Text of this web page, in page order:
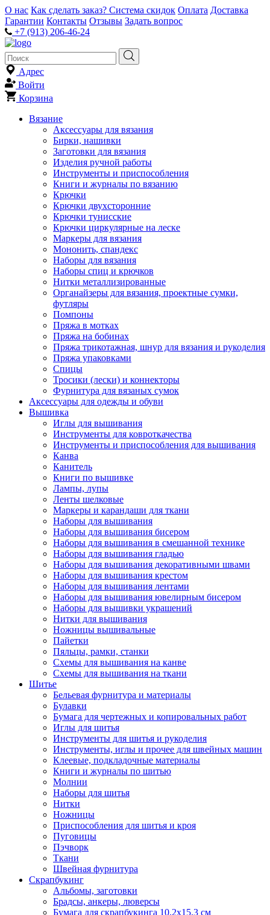
О нас Как сделать заказ? Система скидок Оплата Доставка
Гарантии Контакты Отзывы Задать вопрос
+7 (913) 206-46-24
Адрес
Войти
Корзина
Вязание
Аксессуары для вязания
Бирки, нашивки
Заготовки для вязания
Изделия ручной работы
Инструменты и приспособления
Книги и журналы по вязанию
Крючки
Крючки двухсторонние
Крючки тунисские
Крючки циркулярные на леске
Маркеры для вязания
Мононить, спандекс
Наборы для вязания
Наборы спиц и крючков
Нитки металлизированные
Органайзеры для вязания, проектные сумки,
футляры
Помпоны
Пряжа в мотках
Пряжа на бобинах
Пряжа трикотажная, шнур для вязания и рукоделия
Пряжа упаковками
Спицы
Тросики (лески) и коннекторы
Фурнитура для вязаных сумок
Аксессуары для одежды и обуви
Вышивка
Иглы для вышивания
Инструменты для ковроткачества
Инструменты и приспособления для вышивания
Канва
Канитель
Книги по вышивке
Лампы, лупы
Ленты шелковые
Маркеры и карандаши для ткани
Наборы для вышивания
Наборы для вышивания бисером
Наборы для вышивания в смешанной технике
Наборы для вышивания гладью
Наборы для вышивания декоративными швами
Наборы для вышивания крестом
Наборы для вышивания лентами
Наборы для вышивания ювелирным бисером
Наборы для вышивки украшений
Нитки для вышивания
Ножницы вышивальные
Пайетки
Пяльцы, рамки, станки
Схемы для вышивания на канве
Схемы для вышивания на ткани
Шитье
Бельевая фурнитура и материалы
Булавки
Бумага для чертежных и копировальных работ
Иглы для шитья
Инструменты для шитья и рукоделия
Инструменты, иглы и прочее для швейных машин
Клеевые, подкладочные материалы
Книги и журналы по шитью
Молнии
Наборы для шитья
Нитки
Ножницы
Приспособления для шитья и кроя
Пуговицы
Пэчворк
Ткани
Швейная фурнитура
Скрапбукинг
Альбомы, заготовки
Брадсы, анкеры, люверсы
Бумага для скрапбукинга 10.2х15.3 см